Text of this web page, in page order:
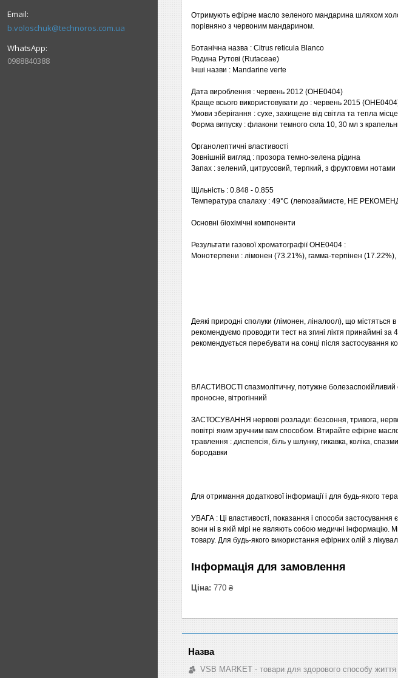
b.voloschuk@technoros.com.ua
0988840388
Отримують ефірне масло зеленого мандарина шляхом
порівняно з червоним мандарином.
Ботанічна назва : Citrus reticula Blanco
Родина Рутові (Rutaceae)
Інші назви : Mandarine verte
Дата вироблення : червень 2012 (OHE0404)
Краще всього використовувати до : червень 2015
Умови зберігання : сухе, захищене від світла та тепла місце
Форма випуску : флакони темного скла 10, 30 мл з
Органолептичні властивості
Зовнішній вигляд : прозора темно-зелена рідина
Запах : зелений, цитрусовий, терпкий, з фруктовми нотами
Щільність : 0.848 - 0.855
Температура спалаху : 49°C (легкозаймисте, НЕ
Основні біохімічні компоненти
Результати газової хроматографії OHE0404 :
Монотерпени : лімонен (73.21%), гамма-терпінен
Деякі природні сполуки (лімонен, ліналоол), що
рекомендуємо проводити тест на згині ліктя принаймні
рекомендується перебувати на сонці після
ВЛАСТИВОСТІ спазмолітичну, потужне
проносне, вітрогінний
ЗАСТОСУВАННЯ нервові розлади: безсоння, тривога,
повітрі яким зручним вам способом. Втирайте ефірне
травлення : диспепсія, біль у шлунку, гикавка, коліка,
бородавки
Для отримання додаткової інформації і для будь-якого
УВАГА : Ці властивості, показання і способи
вони ні в якій мірі не являють собою медичні інформацію.
товару. Для будь-якого використання ефірних олій з
Інформація для замовлення
Ціна: 770 ₴
VSB MARKET - товари для здорового способу життя